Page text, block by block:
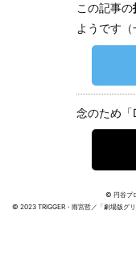
この記事の
ようです（
念のため「
© 円谷プ
© 2023 TRIGGER・雨宮哲／「劇場版グ